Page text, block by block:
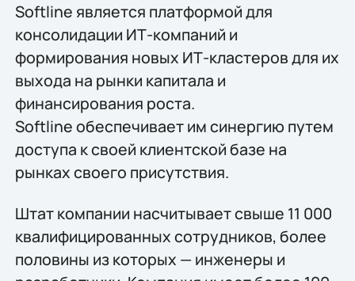
Softline является платформой для
консолидации ИТ-компаний и
формирования новых ИТ-кластеров для их
выхода на рынки капитала и
финансирования роста.
Softline обеспечивает им синергию путем
доступа к своей клиентской базе на
рынках своего присутствия.
Штат компании насчитывает свыше 11 000
квалифицированных сотрудников, более
половины из которых — инженеры и